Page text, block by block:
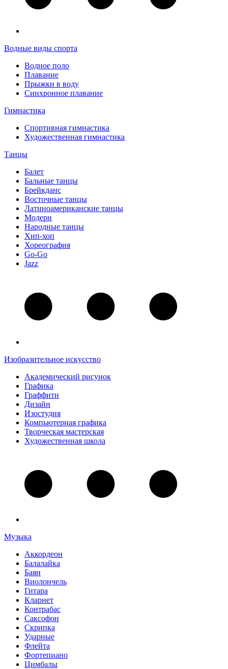
Водные виды спорта
Водное поло
Плавание
Прыжки в воду
Синхронное плавание
Гимнастика
Спортивная гимнастика
Художественная гимнастика
Танцы
Балет
Бальные танцы
Брейкданс
Восточные танцы
Латиноамериканские танцы
Модерн
Народные танцы
Хип-хоп
Хореография
Go-Go
Jazz
Изобразительное искусство
Академический рисунок
Графика
Граффити
Дизайн
Изостудия
Компьютерная графика
Творческая мастерская
Художественная школа
Музыка
Аккордеон
Балалайка
Баян
Виолончель
Гитара
Кларнет
Контрабас
Саксофон
Скрипка
Ударные
Флейта
Фортепиано
Цимбалы